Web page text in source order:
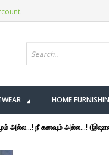
.
HOME
அல்ல...! நீ கனவும் அல்ல...!